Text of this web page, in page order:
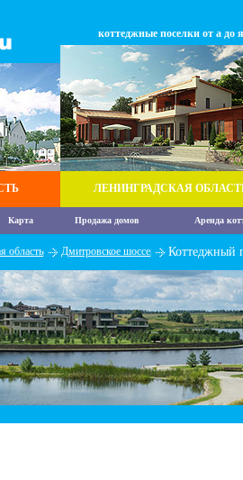
коттеджные поселки от а до я
ЛЕНИНГРАДСКАЯ
Карта Продажа домов Аренда
область Дмитровское шоссе Коттеджный